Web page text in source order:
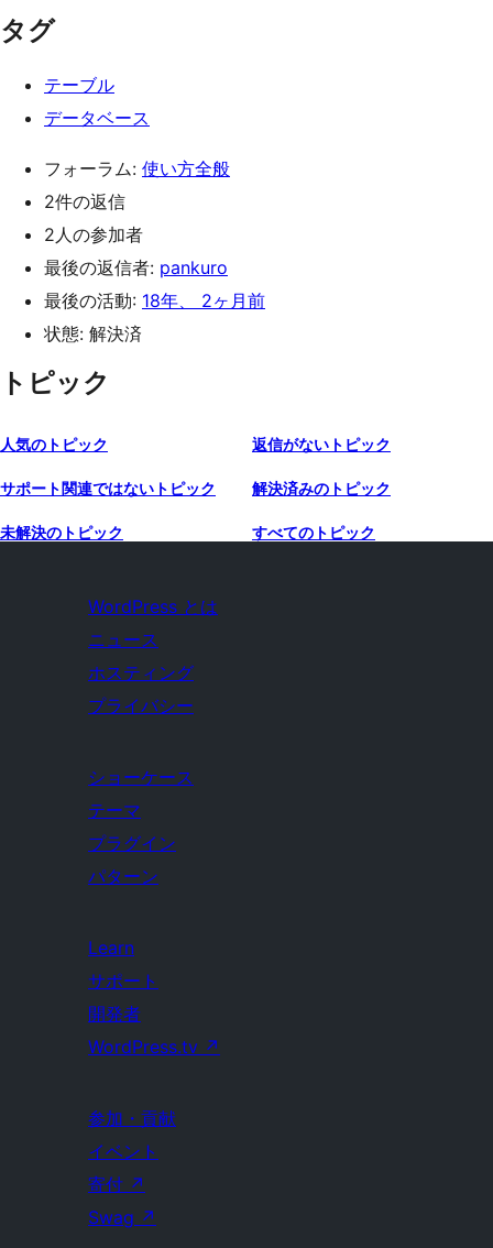
タグ
テーブル
データベース
フォーラム: 使い方全般
2件の返信
2人の参加者
最後の返信者: pankuro
最後の活動: 18年、 2ヶ月前
状態: 解決済
トピック
人気のトピック 返信がないトピック
サポート関連ではないトピック 解決済みのトピック
未解決のトピック すべてのトピック
WordPress とは
ニュース
ホスティング
プライバシー
ショーケース
テーマ
プラグイン
パターン
Learn
サポート
開発者
WordPress.tv ↗
参加・貢献
イベント
寄付 ↗
Swag ↗